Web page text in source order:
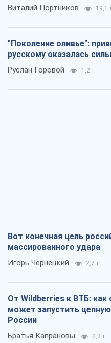
Виталий Портников 19,1
"Поколение оливье":
русскому оказалась
Руслан Горовой 1,2 т.
Вот конечная цель
массированного удара
Игорь Чернецкий 2,7 т.
От Wildberries к ВТБ: как
может запустить
России
Братья Капрановы 2,3 т.